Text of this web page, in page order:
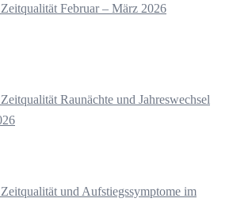
Februar – März 2026
Raunächte und Jahreswechsel
und Aufstiegssymptome im